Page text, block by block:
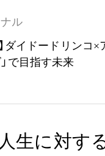
ル
ダイドードリンコ×
で目指す未来
生に対す